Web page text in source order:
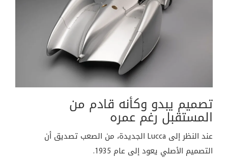
تصميم يبدو وكأنه قادم من
المستقبل رغم عمره
عند النظر إلى Lucca الجديدة، من الصعب تصديق أن
التصميم الأصلي يعود إلى عام 1935.